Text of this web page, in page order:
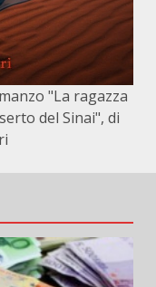
"La ragazza
del Sinai", di